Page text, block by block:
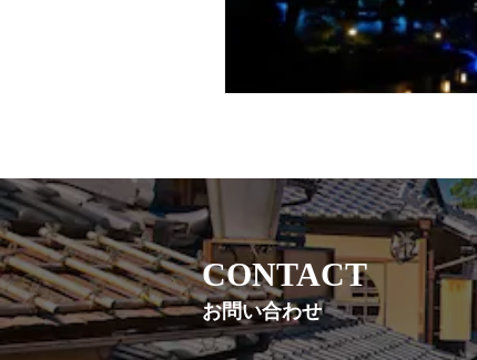
CONTACT
お問い合わせ